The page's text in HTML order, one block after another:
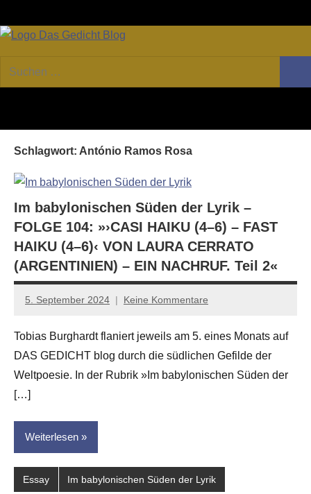
Inhalt
GEDICHT
Forum
von
Essay
und
Kritik
Suchen
nach:
Schlagwort: António Ramos Rosa
Im babylonischen Süden der Lyrik –
FOLGE 104: »›CASI HAIKU (4–6) – FAST
HAIKU (4–6)‹ VON LAURA CERRATO
(ARGENTINIEN) – EIN NACHRUF. Teil 2«
5. September 2024
Anton
Leitner
Keine Kommentare
Tobias Burghardt flaniert jeweils am 5. eines Monats auf
DAS GEDICHT blog durch die südlichen Gefilde der
Weltpoesie. In der Rubrik »Im babylonischen Süden der
[…]
Weiterlesen
Essay Im babylonischen Süden der Lyrik